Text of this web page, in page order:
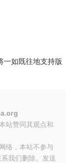
一如既往地支持版
站赞同其观点和
络，本站不参与
我们删除。发送